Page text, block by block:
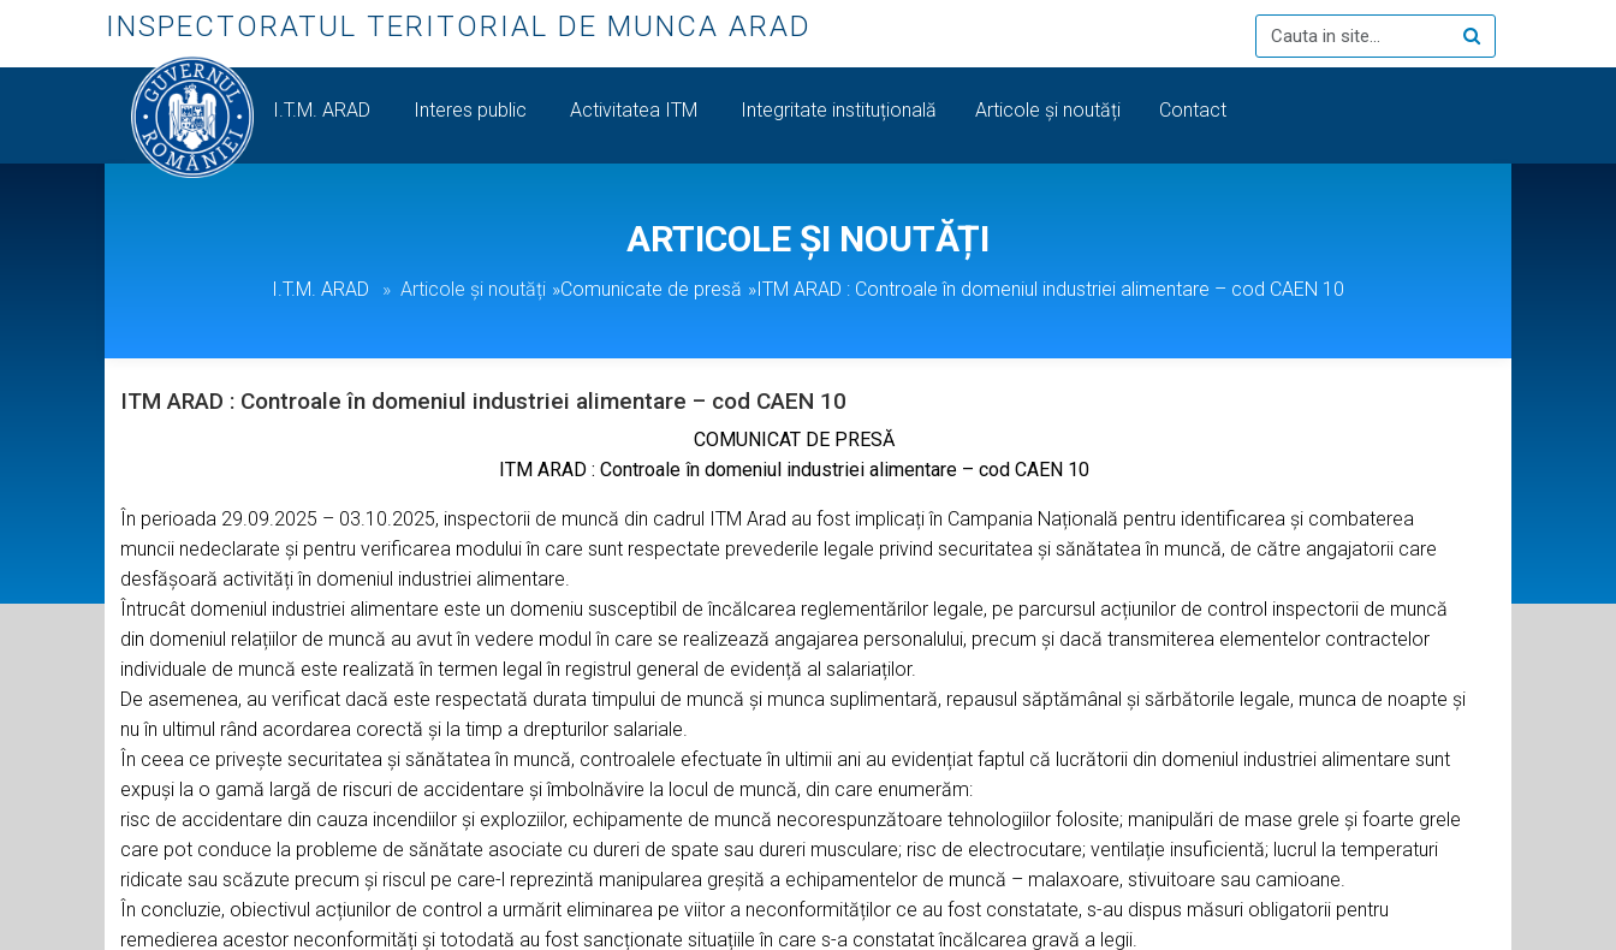
INSPECTORATUL TERITORIAL DE MUNCA ARAD
I.T.M. ARAD Interes public Activitatea ITM Integritate instituțională Articole și noutăți Contact
ARTICOLE ȘI NOUTĂȚI
I.T.M. ARAD Articole și noutăți »Comunicate de presă »ITM ARAD : Controale în domeniul industriei alimentare – cod CAEN 10
ITM ARAD : Controale în domeniul industriei alimentare – cod CAEN 10
COMUNICAT DE PRESĂ
ITM ARAD : Controale în domeniul industriei alimentare – cod CAEN 10
În perioada 29.09.2025 – 03.10.2025, inspectorii de muncă din cadrul ITM Arad au fost implicați în Campania Națională pentru identificarea și combaterea
muncii nedeclarate și pentru verificarea modului în care sunt respectate prevederile legale privind securitatea și sănătatea în muncă, de către angajatorii care
desfășoară activități în domeniul industriei alimentare.
Întrucât domeniul industriei alimentare este un domeniu susceptibil de încălcarea reglementărilor legale, pe parcursul acțiunilor de control inspectorii de muncă
din domeniul relațiilor de muncă au avut în vedere modul în care se realizează angajarea personalului, precum și dacă transmiterea elementelor contractelor
individuale de muncă este realizată în termen legal în registrul general de evidență al salariaților.
De asemenea, au verificat dacă este respectată durata timpului de muncă și munca suplimentară, repausul săptămânal și sărbătorile legale, munca de noapte și
nu în ultimul rând acordarea corectă și la timp a drepturilor salariale.
În ceea ce privește securitatea și sănătatea în muncă, controalele efectuate în ultimii ani au evidențiat faptul că lucrătorii din domeniul industriei alimentare sunt
expuși la o gamă largă de riscuri de accidentare și îmbolnăvire la locul de muncă, din care enumerăm:
risc de accidentare din cauza incendiilor și exploziilor, echipamente de muncă necorespunzătoare tehnologiilor folosite; manipulări de mase grele și foarte grele
care pot conduce la probleme de sănătate asociate cu dureri de spate sau dureri musculare; risc de electrocutare; ventilație insuficientă; lucrul la temperaturi
ridicate sau scăzute precum și riscul pe care-l reprezintă manipularea greșită a echipamentelor de muncă – malaxoare, stivuitoare sau camioane.
În concluzie, obiectivul acțiunilor de control a urmărit eliminarea pe viitor a neconformităților ce au fost constatate, s-au dispus măsuri obligatorii pentru
remedierea acestor neconformități și totodată au fost sancționate situațiile în care s-a constatat încălcarea gravă a legii.